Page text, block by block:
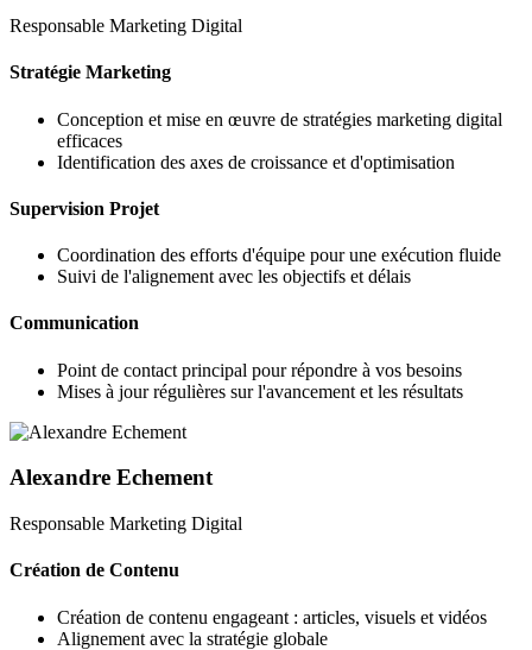
Responsable Marketing Digital
Stratégie Marketing
Conception et mise en œuvre de stratégies marketing digital
efficaces
Identification des axes de croissance et d'optimisation
Supervision Projet
Coordination des efforts d'équipe pour une exécution fluide
Suivi de l'alignement avec les objectifs et délais
Communication
Point de contact principal pour répondre à vos besoins
Mises à jour régulières sur l'avancement et les résultats
Alexandre Echement
Responsable Marketing Digital
Création de Contenu
Création de contenu engageant : articles, visuels et vidéos
Alignement avec la stratégie globale